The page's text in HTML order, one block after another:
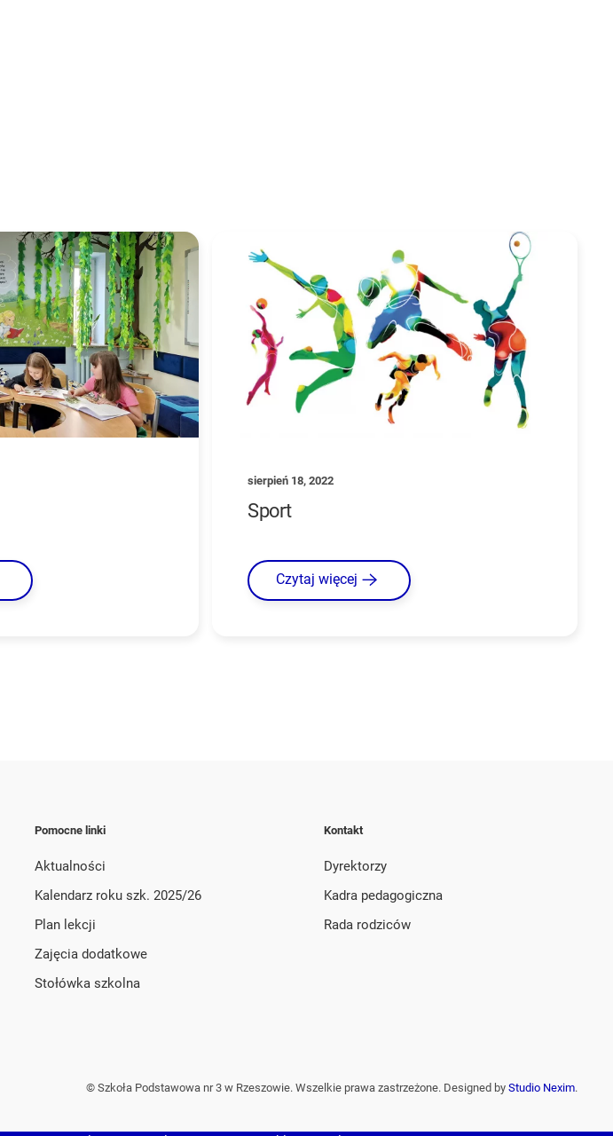
sierpień 18, 2022
Sport
Czytaj więcej
Pomocne linki
Aktualności
Kalendarz roku szk. 2025/26
Plan lekcji
Zajęcia dodatkowe
Stołówka szkolna
Kontakt
Dyrektorzy
Kadra pedagogiczna
Rada rodziców
© Szkoła Podstawowa nr 3 w Rzeszowie. Wszelkie prawa zastrzeżone. Designed by Studio Nexim.